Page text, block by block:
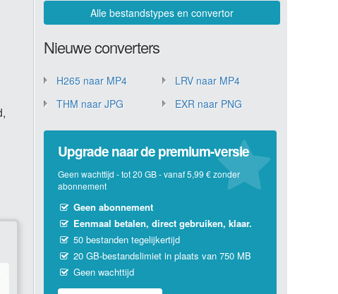
Alle bestandstypes en convertor
Nieuwe converters
H265 naar MP4
LRV naar MP4
THM naar JPG
EXR naar PNG
Upgrade naar de premium-versie
Geen wachttijd - tot 20 GB - vanaf 5,99 € zonder
abonnement
Geen abonnement
Eenmaal betalen, direct gebruiken, klaar.
50 bestanden tegelijkertijd
20 GB-bestandslimiet in plaats van 750 MB
Geen wachttijd